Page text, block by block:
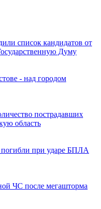
список кандидатов от
Думу
- над городом
пострадавших
область
погибли при ударе БПЛА
ЧС после мегашторма